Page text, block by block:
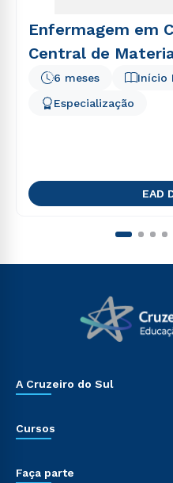
Enfermagem em
Central de
Início
6 meses
Especialização
EAD
A Cruzeiro do Sul
Cursos
Faça parte